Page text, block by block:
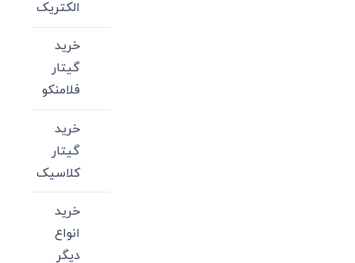
الکتریک
خرید
گیتار
فلامنکو
خرید
گیتار
کلاسیک
خرید
انواع
دیگر